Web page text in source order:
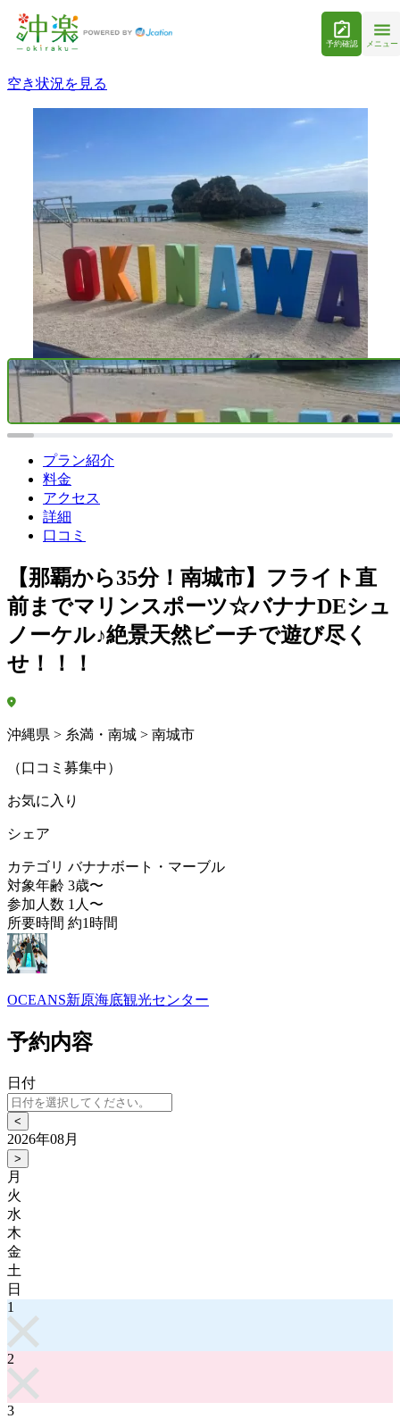
予約確認 メニュー
空き状況を見る
プラン紹介
料金
アクセス
詳細
口コミ
【那覇から35分！南城市】フライト直
前までマリンスポーツ☆バナナDEシュ
ノーケル♪絶景天然ビーチで遊び尽く
せ！！！
沖縄県 > 糸満・南城 > 南城市
（口コミ募集中）
お気に入り
シェア
カテゴリ バナナボート・マーブル
対象年齢 3歳〜
参加人数 1人〜
所要時間 約1時間
OCEANS新原海底観光センター
予約内容
日付
<
2026年08月
>
月
火
水
木
金
土
日
1
2
3